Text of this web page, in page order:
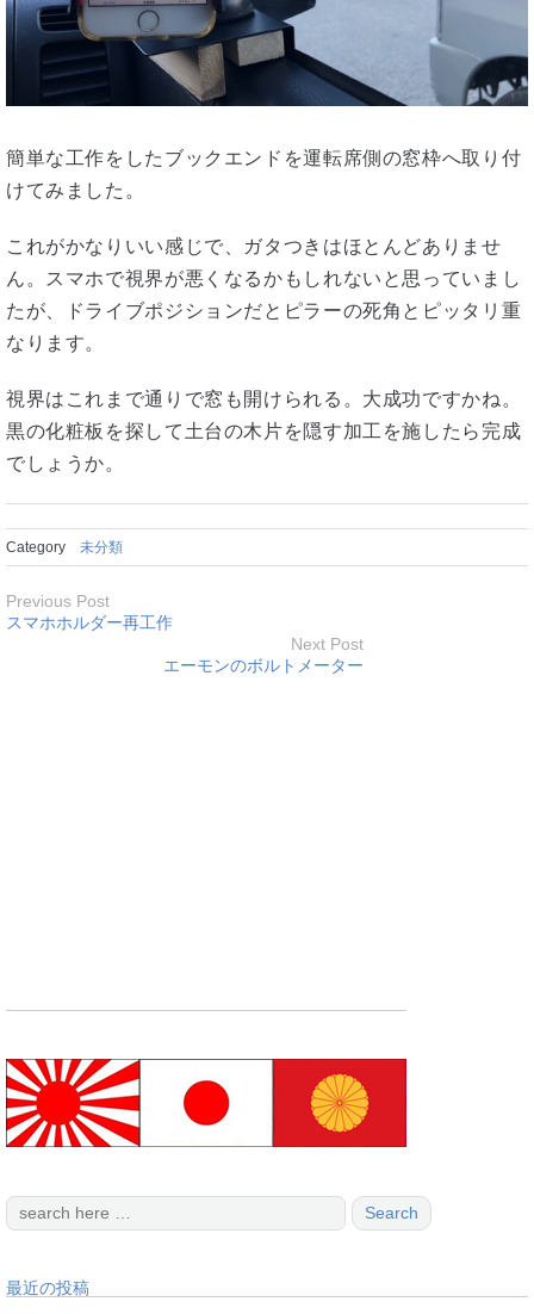
簡単な工作をしたブックエンドを運転席側の窓枠へ取り付
けてみました。
これがかなりいい感じで、ガタつきはほとんどありませ
ん。スマホで視界が悪くなるかもしれないと思っていまし
たが、ドライブポジションだとピラーの死角とピッタリ重
なります。
視界はこれまで通りで窓も開けられる。大成功ですかね。
黒の化粧板を探して土台の木片を隠す加工を施したら完成
でしょうか。
Category 未分類
Previous Post
スマホホルダー再工作
Next Post
エーモンのボルトメーター
最近の投稿